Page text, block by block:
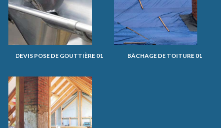
DEVIS POSE DE GOUTTIÈRE 01 BÂCHAGE DE TOITURE 01